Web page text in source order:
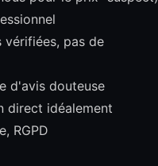
vérifiées, pas de
d'avis douteuse
direct idéalement
RGPD